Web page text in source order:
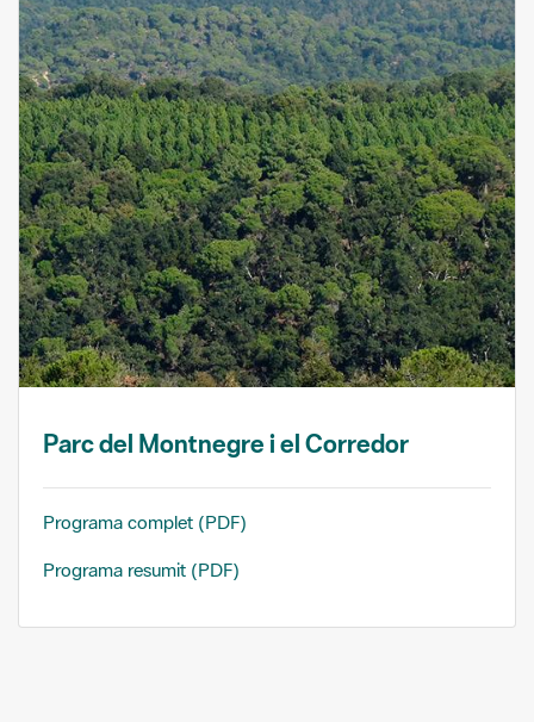
Parc del Montnegre i el Corredor
Programa complet (PDF)
Programa resumit (PDF)